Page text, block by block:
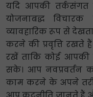
यदि आपकी तर्कसंगत
योजनाबद्ध
व्यावहारिक रूप से
करने की प्रवृत्ति रखते
रखें ताकि कोई आपकी
सके। आप नवप्रवर्तन
काम करने के अपने